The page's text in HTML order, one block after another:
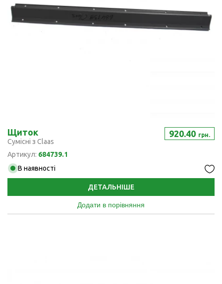
Щиток
Сумісні з Claas
Артикул: 684739.1
920.40 грн.
В наявності
ДЕТАЛЬНІШЕ
Додати в порівняння